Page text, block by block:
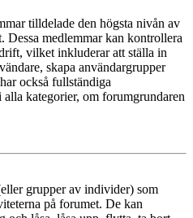
tilldelade den högsta nivån av
Dessa medlemmar kan kontrollera
vilket inkluderar att ställa in
skapa användargrupper
också fullständiga
kategorier, om forumgrundaren
grupper av individer) som
på forumet. De kan